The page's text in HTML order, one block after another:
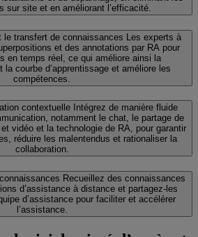
sur site et en améliorant l’efficacité.
transfert de connaissances Les experts à
et des annotations par RA pour
en temps réel, ce qui améliore ainsi la
la courbe d’apprentissage et améliore les
compétences.
contextuelle
Intégrez de manière fluide
notamment le chat, le partage de
vidéo et la technologie de RA, pour garantir
réduire les malentendus et rationaliser la
collaboration.
Recueillez des connaissances
d’assistance à distance et partagez-les
d’assistance pour faciliter et accélérer
l’assistance.